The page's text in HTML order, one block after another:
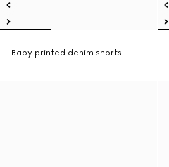
Baby printed denim shorts